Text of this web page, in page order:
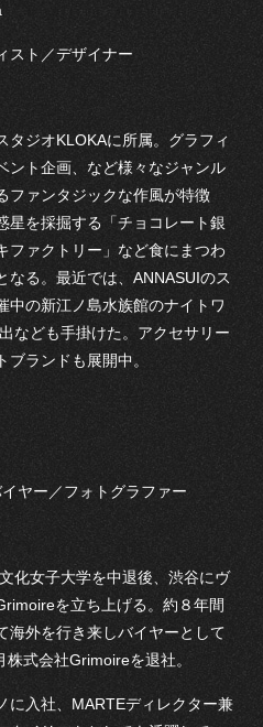
スト／デザイナー
タジオKLOKAに所属。グラフィ
ント企画、など様々なジャンル
ファンタジックな作風が特徴
星を採掘する「チョコレート銀
ファクトリー」など食にまつわ
なる。最近では、ANNASUIのス
中の新江ノ島水族館のナイトワ
なども手掛けた。アクセサリー
ランドも展開中。
ヤー／フォトグラファー
化女子大学を中退後、渋谷にヴ
を立ち上げる。約８年間
海外を行き来しバイヤーとして
式会社Grimoireを退社。
に入社、MARTEディレクター兼